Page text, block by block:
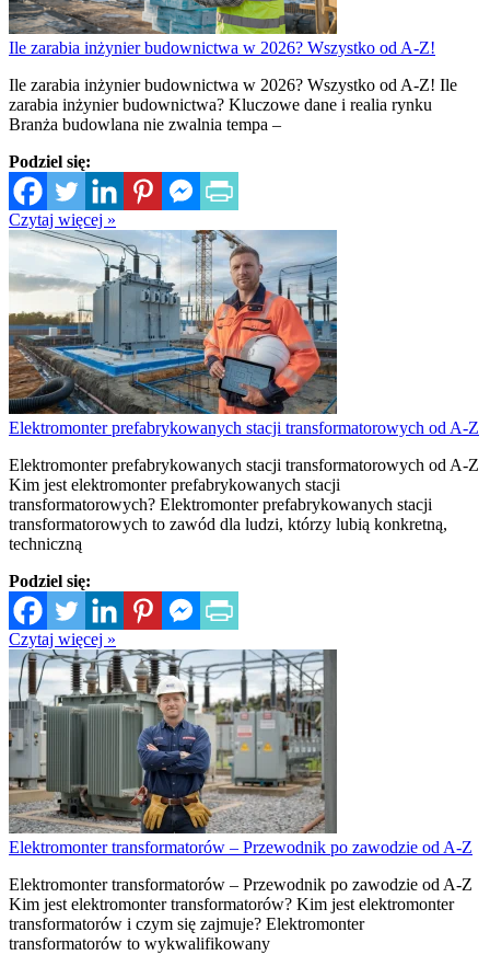
Ile zarabia inżynier budownictwa w 2026? Wszystko od A-Z!
Ile zarabia inżynier budownictwa w 2026? Wszystko od A-Z! Ile
zarabia inżynier budownictwa? Kluczowe dane i realia rynku
Branża budowlana nie zwalnia tempa –
Podziel się:
Czytaj więcej »
Elektromonter prefabrykowanych stacji transformatorowych od A-Z
Elektromonter prefabrykowanych stacji transformatorowych od A-Z
Kim jest elektromonter prefabrykowanych stacji
transformatorowych? Elektromonter prefabrykowanych stacji
transformatorowych to zawód dla ludzi, którzy lubią konkretną,
techniczną
Podziel się:
Czytaj więcej »
Elektromonter transformatorów – Przewodnik po zawodzie od A-Z
Elektromonter transformatorów – Przewodnik po zawodzie od A-Z
Kim jest elektromonter transformatorów? Kim jest elektromonter
transformatorów i czym się zajmuje? Elektromonter
transformatorów to wykwalifikowany